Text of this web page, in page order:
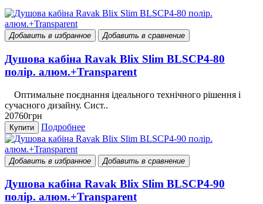
Добавить в избранное Добавить в сравнение
Душова кабіна Ravak Blix Slim BLSCP4-80
полір. алюм.+Transparent
Оптимальне поєднання ідеального технічного рішення і
сучасного дизайну. Сист..
20760грн
Купити Подробнее
Добавить в избранное Добавить в сравнение
Душова кабіна Ravak Blix Slim BLSCP4-90
полір. алюм.+Transparent